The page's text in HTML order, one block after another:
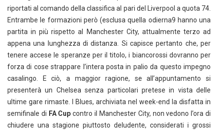
riportati al comando della classifica al pari del Liverpool a quota 74.
Entrambe le formazioni però (esclusa quella odierna9 hanno una
partita in più rispetto al Manchester City, attualmente terzo ad
appena una lunghezza di distanza. Si capisce pertanto che, per
tenere accese le speranze per il titolo, i biancorossi dovranno per
forza di cose strappare l’intera posta in palio da questo impegno
casalingo. E ciò, a maggior ragione, se all’appuntamento si
presenterà un Chelsea senza particolari pretese in vista delle
ultime gare rimaste. I Blues, archiviata nel week-end la disfatta in
semifinale di FA Cup contro il Manchester City, non vedono l’ora di
chiudere una stagione piuttosto deludente, considerati i grossi